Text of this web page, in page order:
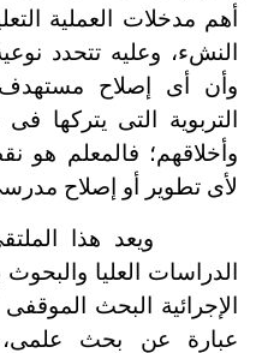
أهم مدخلات العملية
النشء، وعليه تتحدد
وأن أى إصلاح مستهدف
التربوية التى يتركها
وأخلاقهم؛ فالمعلم هو
لأى تطوير أو إصلاح
ويعد هذا الملتقى
الدراسات العليا
الإجرائية البحث
عبارة عن بحث علمى،